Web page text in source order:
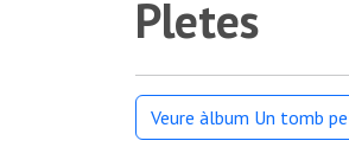
Pletes
Veure àlbum Un tomb